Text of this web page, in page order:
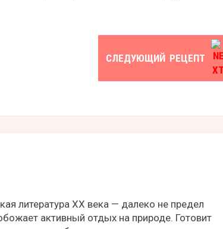
СЛЕДУЮЩИЙ РЕЦЕПТ
литература ХХ века — далеко не предел
активный отдых на природе. Готовит